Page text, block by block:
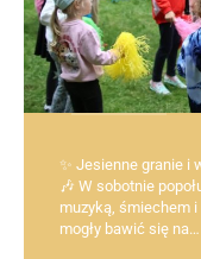
✨ Jesienne granie i
🎶 W sobotnie
muzyką, śmiechem
mogły bawić się na…